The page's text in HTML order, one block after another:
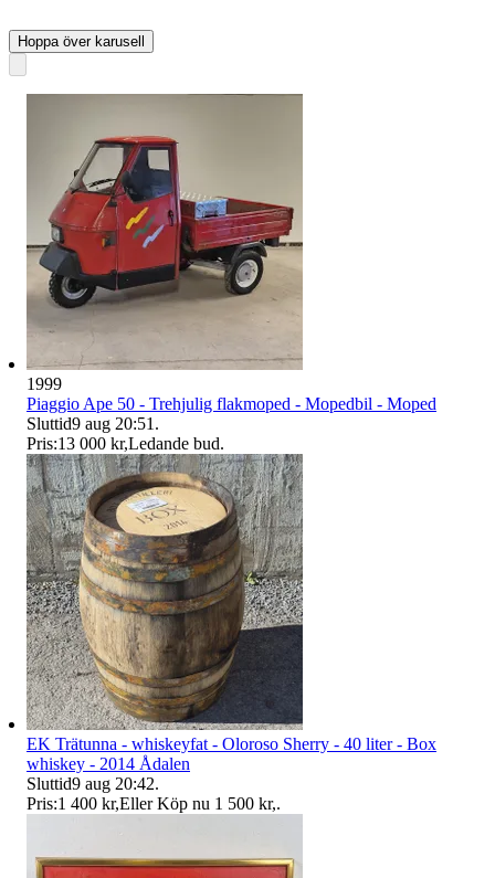
Hoppa över karusell
1999
Piaggio Ape 50 - Trehjulig flakmoped - Mopedbil - Moped
Sluttid9 aug 20:51 .
Pris:13 000 kr,Ledande bud.
EK Trätunna - whiskeyfat - Oloroso Sherry - 40 liter - Box
whiskey - 2014 Ådalen
Sluttid9 aug 20:42.
Pris:1 400 kr,Eller Köp nu 1 500 kr,.